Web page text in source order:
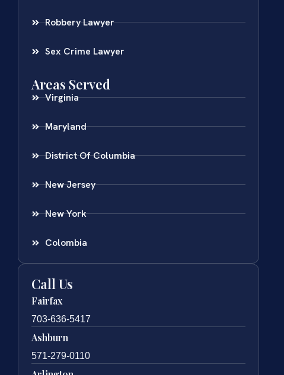
Robbery Lawyer
Sex Crime Lawyer
Areas Served
Virginia
Maryland
District Of Columbia
New Jersey
New York
Colombia
Call Us
Fairfax
703-636-5417
Ashburn
571-279-0110